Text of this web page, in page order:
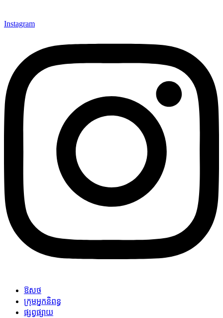
Instagram
ឱសថ
ក្រុមអ្នកនិពន្ធ
ផ្សព្វផ្សាយ